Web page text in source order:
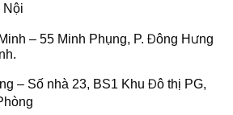
Nội
– 55 Minh Phụng, P. Đông Hưng
– Số nhà 23, BS1 Khu Đô thị PG,